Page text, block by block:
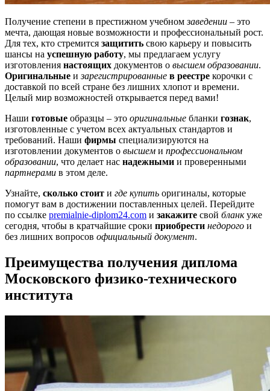
Получение степени в престижном учебномзаведении – это
мечта, дающая новые возможности и профессиональный рост.
Для тех, кто стремится защитить свою карьеру и повысить
шансы на успешную работу, мы предлагаем услугу
изготовления настоящих документов о высшем образовании.
Оригинальные изарегистрированные в реестре корочки с
доставкой по всей стране без лишних хлопот и времени.
Целый мир возможностей открывается перед вами!
Наши готовые образцы – это оригинальные бланки гознак,
изготовленные с учетом всех актуальных стандартов и
требований. Наши фирмы специализируются на
изготовлении документов о высшем и профессиональном
образовании, что делает нас надежными и проверенными
партнерами в этом деле.
Узнайте, сколько стоит и где купить оригиналы, которые
помогут вам в достижении поставленных целей. Перейдите
по ссылке premialnie-diplom24.com и закажите свой бланкуже
сегодня, чтобы в кратчайшие сроки приобрести недорого и
без лишних вопросов официальный документ.
Преимущества получения диплома
Московского физико-технического
института